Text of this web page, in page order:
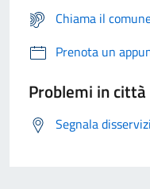
Chiama il
Prenota un
Problemi in città
Segnala